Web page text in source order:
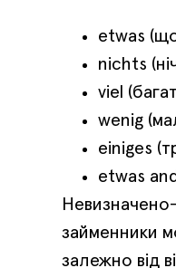
etwas
nichts
viel
wenig
einiges
etwas
займенники
залежно від